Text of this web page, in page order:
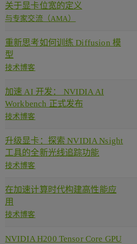
关于显卡位宽的定义
与专家交流（AMA）
重新思考如何训练 Diffusion 模
型
技术博客
加速 AI 开发： NVIDIA AI
Workbench 正式发布
技术博客
升级显卡：探索 NVIDIA Nsight
工具的全新光线追踪功能
技术博客
在加速计算时代构建高性能应
用
技术博客
NVIDIA H200 Tensor Core GPU